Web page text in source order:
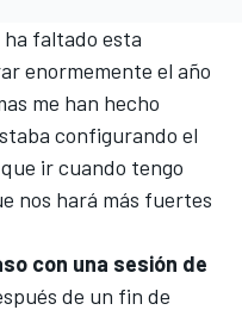
ha faltado esta
enormemente el año
me han hecho
configurando el
ir cuando tengo
nos hará más fuertes
con una sesión de
de un fin de